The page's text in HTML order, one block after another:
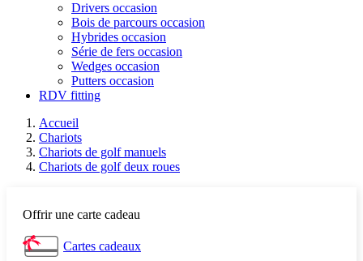
Drivers occasion
Bois de parcours occasion
Hybrides occasion
Série de fers occasion
Wedges occasion
Putters occasion
RDV fitting
Accueil
Chariots
Chariots de golf manuels
Chariots de golf deux roues
Offrir une carte cadeau
Cartes cadeaux